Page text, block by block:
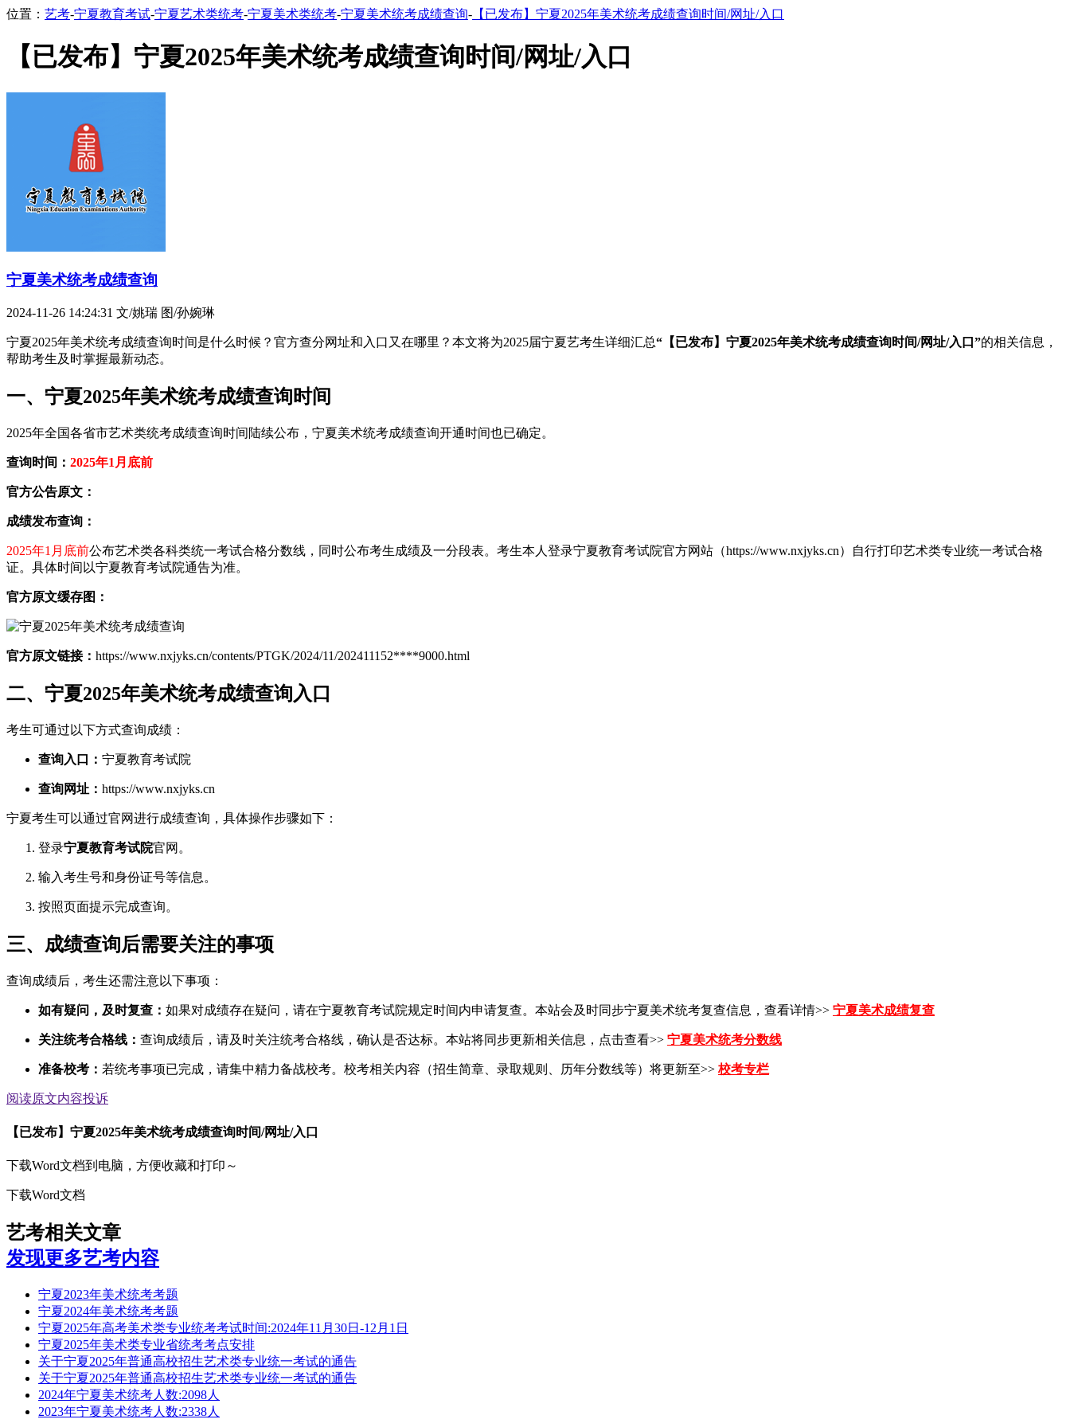
位置： 艺考-宁夏教育考试-宁夏艺术类统考-宁夏美术类统考-宁夏美术统考成绩查询- 【已发布】宁夏2025年美术统考成绩查询时间/网址/入口
【已发布】宁夏2025年美术统考成绩查询时间/网址/入口
宁夏美术统考成绩查询
2024-11-26 14:24:31 文/姚瑞 图/孙婉琳
宁夏2025年美术统考成绩查询时间是什么时候？官方查分网址和入口又在哪里？本文将为2025届宁夏艺考生详细汇总“【已发布】宁夏2025年美术统考成绩查询时间/网址/入口”的相关信息，
帮助考生及时掌握最新动态。
一、宁夏2025年美术统考成绩查询时间
2025年全国各省市艺术类统考成绩查询时间陆续公布，宁夏美术统考成绩查询开通时间也已确定。
查询时间： 2025年1月底前
官方公告原文：
成绩发布查询：
2025年1月底前公布艺术类各科类统一考试合格分数线，同时公布考生成绩及一分段表。考生本人登录宁夏教育考试院官方网站（https://www.nxjyks.cn）自行打印艺术类专业统一考试合格
证。具体时间以宁夏教育考试院通告为准。
官方原文缓存图：
官方原文链接： https://www.nxjyks.cn/contents/PTGK/2024/11/202411152****9000.html
二、宁夏2025年美术统考成绩查询入口
考生可通过以下方式查询成绩：
查询入口： 宁夏教育考试院
查询网址： https://www.nxjyks.cn
宁夏考生可以通过官网进行成绩查询，具体操作步骤如下：
登录宁夏教育考试院官网。
输入考生号和身份证号等信息。
按照页面提示完成查询。
三、成绩查询后需要关注的事项
查询成绩后，考生还需注意以下事项：
如有疑问，及时复查： 如果对成绩存在疑问，请在宁夏教育考试院规定时间内申请复查。本站会及时同步宁夏美术统考复查信息，查看详情>> 宁夏美术成绩复查
关注统考合格线： 查询成绩后，请及时关注统考合格线，确认是否达标。本站将同步更新相关信息，点击查看>> 宁夏美术统考分数线
准备校考： 若统考事项已完成，请集中精力备战校考。校考相关内容（招生简章、录取规则、历年分数线等）将更新至>> 校考专栏
阅读原文内容投诉
【已发布】宁夏2025年美术统考成绩查询时间/网址/入口
下载Word文档到电脑，方便收藏和打印～
下载Word文档
艺考相关文章
发现更多艺考内容
宁夏2023年美术统考考题
宁夏2024年美术统考考题
宁夏2025年高考美术类专业统考考试时间:2024年11月30日-12月1日
宁夏2025年美术类专业省统考考点安排
关于宁夏2025年普通高校招生艺术类专业统一考试的通告
关于宁夏2025年普通高校招生艺术类专业统一考试的通告
2024年宁夏美术统考人数:2098人
2023年宁夏美术统考人数:2338人